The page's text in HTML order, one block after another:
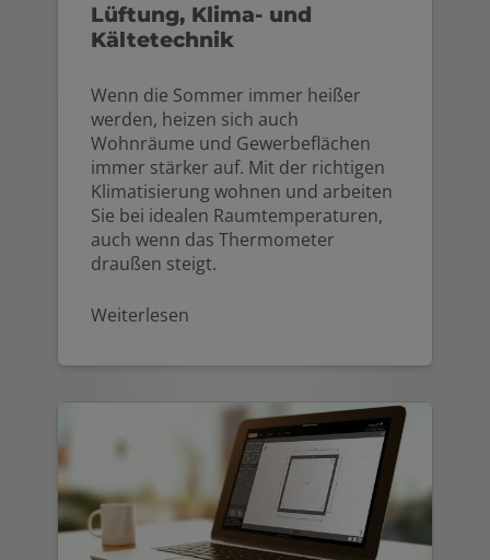
Lüftung, Klima- und
Kältetechnik
Wenn die Sommer immer heißer
werden, heizen sich auch
Wohnräume und Gewerbeflächen
immer stärker auf. Mit der richtigen
Klimatisierung wohnen und arbeiten
Sie bei idealen Raumtemperaturen,
auch wenn das Thermometer
draußen steigt.
Weiterlesen